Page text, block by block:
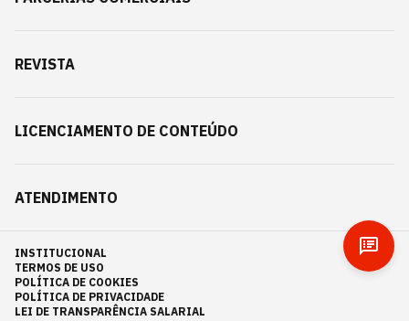
REVISTA
LICENCIAMENTO DE CONTEÚDO
ATENDIMENTO
INSTITUCIONAL
TERMOS DE USO
POLÍTICA DE COOKIES
POLÍTICA DE PRIVACIDADE
LEI DE TRANSPARÊNCIA SALARIAL